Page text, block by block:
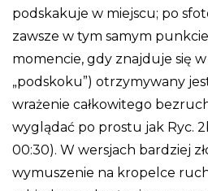
podskakuje w miejscu; po
zawsze w tym samym
momencie, gdy znajduje się
„podskoku”) otrzymywany
wrażenie całkowitego
wyglądać po prostu jak Ryc.
00:30). W wersjach bardziej
wymuszenie na kropelce